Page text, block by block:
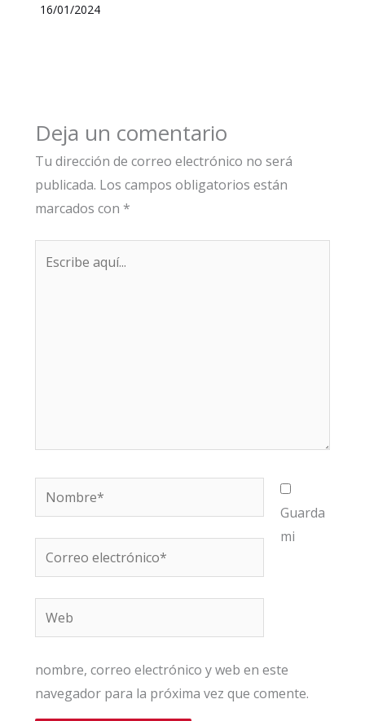
16/01/2024
Deja un comentario
Tu dirección de correo electrónico no será
publicada. Los campos obligatorios están
marcados con *
Nombre*
Correo
electrónico*
Web
Guarda
mi
nombre, correo electrónico y web en este
navegador para la próxima vez que comente.